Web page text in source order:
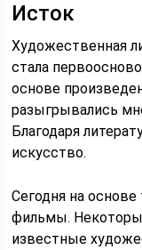
Исток
Художественная
стала
основе
разыгрывались
Благодаря
искусство.
Сегодня на
фильмы.
известные